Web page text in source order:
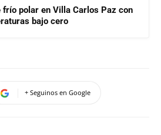
frío polar en Villa Carlos Paz con
bajo cero
+ Seguinos en Google